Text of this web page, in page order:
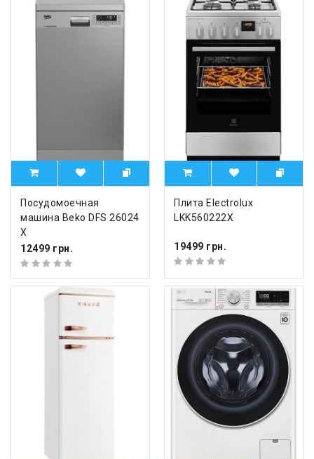
Посудомоечная
машина Beko DFS 26024
X
12499 грн.
Плита Electrolux
LKK560222X
19499 грн.